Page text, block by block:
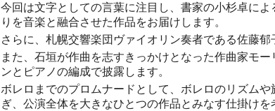
今回は文字としての言葉に注目し、書家の小杉卓に
りを音楽と融合させた作品をお届けします。
さらに、札幌交響楽団ヴァイオリン奏者である佐藤郁
また、石垣が作曲を志すきっかけとなった作曲家モ
ンとピアノの編成で披露します。
ボレロまでのプロムナードとして、ボレロのリズム
ぎ、公演全体を大きなひとつの作品とみなす仕掛けを